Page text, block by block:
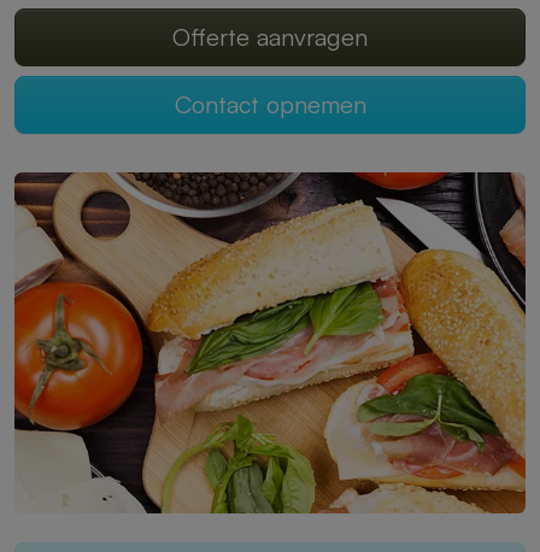
Offerte aanvragen
Contact opnemen